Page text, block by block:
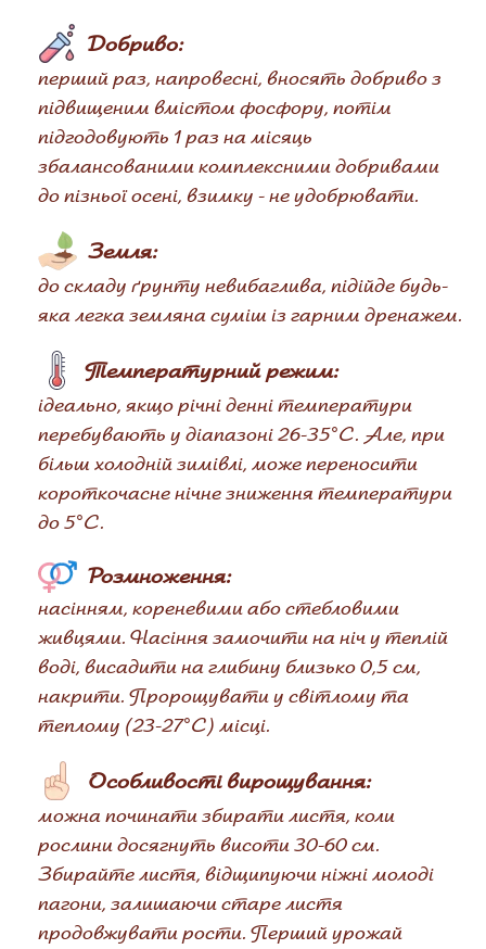
Добриво:
перший раз, напровесні, вносять добриво з
підвищеним вмістом фосфору, потім
підгодовують 1 раз на місяць
збалансованими комплексними добривами
до пізньої осені, взимку - не удобрювати.
Земля:
до складу ґрунту невибаглива, підійде будь-
яка легка земляна суміш із гарним дренажем.
Температурний режим:
ідеально, якщо річні денні температури
перебувають у діапазоні 26-35°C. Але, при
більш холодній зимівлі, може переносити
короткочасне нічне зниження температури
до 5°С.
Розмноження:
насінням, кореневими або стебловими
живцями. Насіння замочити на ніч у теплій
воді, висадити на глибину близько 0,5 см,
накрити. Пророщувати у світлому та
теплому (23-27°С) місці.
Особливості вирощування:
можна починати збирати листя, коли
рослини досягнуть висоти 30-60 см.
Збирайте листя, відщипуючи ніжні молоді
пагони, залишаючи старе листя
продовжувати рости. Перший урожай